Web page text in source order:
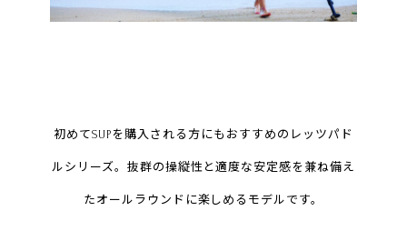
初めてSUPを購入される方にもおすすめのレッツパド
ルシリーズ。抜群の操縦性と適度な安定感を兼ね備え
たオールラウンドに楽しめるモデルです。